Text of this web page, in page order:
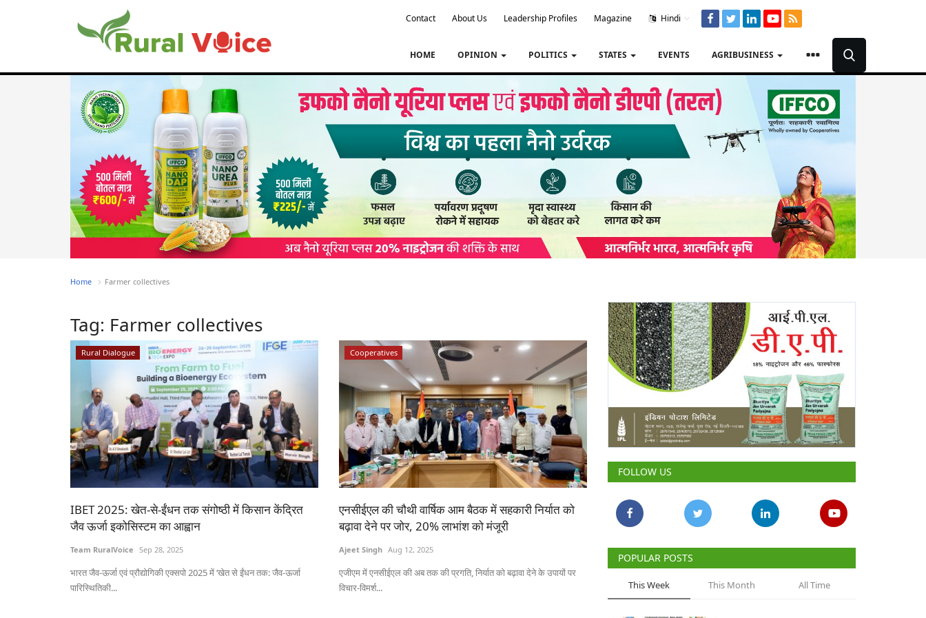
Contact About Us Leadership Profiles Magazine Hindi
HOME OPINION POLITICS STATES EVENTS AGRIBUSINESS
Home Farmer collectives
Tag: Farmer collectives
Rural Dialogue
IBET 2025: खेत-से-ईंधन तक संगोष्ठी में किसान केंद्रित
जैव ऊर्जा इकोसिस्टम का आह्वान
Team RuralVoice Sep 28, 2025
भारत जैव-ऊर्जा एवं प्रौद्योगिकी एक्सपो 2025 में ‘खेत से ईंधन तक: जैव-ऊर्जा
पारिस्थितिकी...
Cooperatives
एनसीईएल की चौथी वार्षिक आम बैठक में सहकारी निर्यात को
बढ़ावा देने पर जोर, 20% लाभांश को मंजूरी
Ajeet Singh Aug 12, 2025
एजीएम में एनसीईएल की अब तक की प्रगति, निर्यात को बढ़ावा देने के उपायों पर
विचार-विमर्श...
FOLLOW US
POPULAR POSTS
This Week This Month All Time